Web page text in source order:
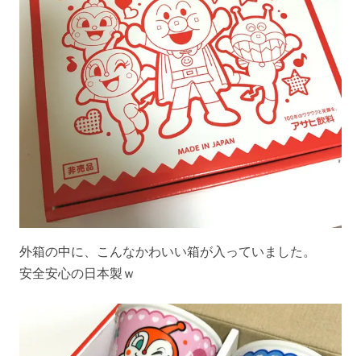
外箱の中に、こんなかわいい箱が入っていました。
安全安心の日本製ｗ